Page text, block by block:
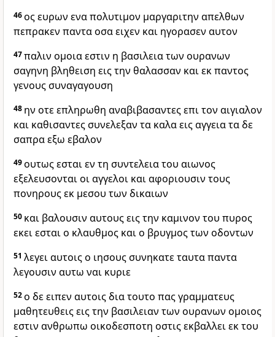
46ος ευρων ενα πολυτιμον μαργαριτην απελθων
πεπρακεν παντα οσα ειχεν και ηγορασεν αυτον
47παλιν ομοια εστιν η βασιλεια των ουρανων
σαγηνη βληθειση εις την θαλασσαν και εκ παντος
γενους συναγαγουση
48 ην οτε επληρωθη αναβιβασαντες επι τον αιγιαλον
και καθισαντες συνελεξαν τα καλα εις αγγεια τα δε
σαπρα εξω εβαλον
49ουτως εσται εν τη συντελεια του αιωνος
εξελευσονται οι αγγελοι και αφοριουσιν τους
πονηρους εκ μεσου των δικαιων
50 και βαλουσιν αυτους εις την καμινον του πυρος
εκει εσται ο κλαυθμος και ο βρυγμος των οδοντων
51 λεγει αυτοις ο ιησους συνηκατε ταυτα παντα
λεγουσιν αυτω ναι κυριε
52ο δε ειπεν αυτοις δια τουτο πας γραμματευς
μαθητευθεις εις την βασιλειαν των ουρανων ομοιος
εστιν ανθρωπω οικοδεσποτη οστις εκβαλλει εκ του